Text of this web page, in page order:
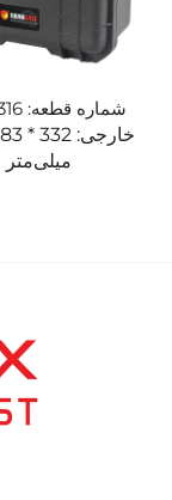
شماره قطعه: RPC1316
میلی‌متر